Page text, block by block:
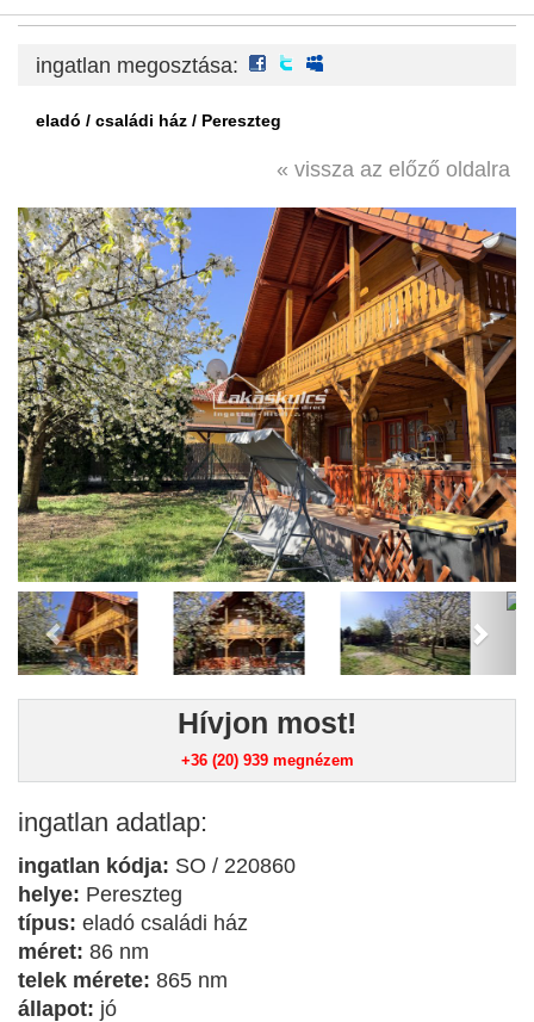
ingatlan megosztása: facebook
twitter
eladó / családi ház / Pereszteg
« vissza az előző oldalra
Previous Next
Hívjon most!
+36 (20) 939 megnézem
ingatlan adatlap:
ingatlan kódja: SO / 220860
helye: Pereszteg
típus: eladó családi ház
méret: 86 nm
telek mérete: 865 nm
állapot: jó